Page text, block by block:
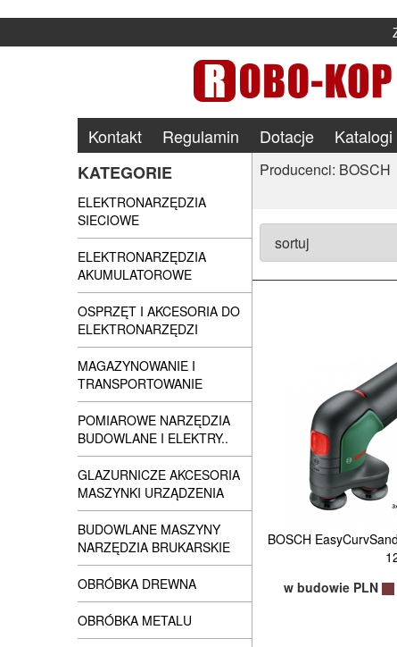
Kontakt Regulamin Dotacje Katalogi
KATEGORIE
ELEKTRONARZĘDZIA
SIECIOWE
ELEKTRONARZĘDZIA
AKUMULATOROWE
OSPRZĘT I AKCESORIA DO
ELEKTRONARZĘDZI
MAGAZYNOWANIE I
TRANSPORTOWANIE
POMIAROWE NARZĘDZIA
BUDOWLANE I ELEKTRY..
GLAZURNICZE AKCESORIA
MASZYNKI URZĄDZENIA
BUDOWLANE MASZYNY
NARZĘDZIA BRUKARSKIE
OBRÓBKA DREWNA
OBRÓBKA METALU
Producenci: BOSCH
BOSCH
w budowie PLN